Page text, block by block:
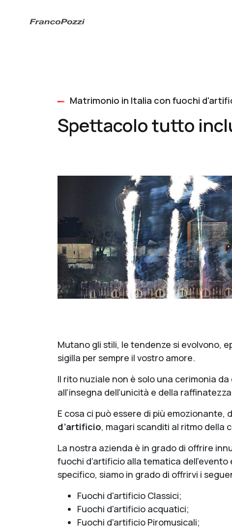
Matrimonio in Italia con fuochi
Spettacolo tutto
Mutano gli stili, le tendenze si evolvono,
sigilla per sempre il vostro amore.
Il rito nuziale non è solo una cerimonia
all’insegna dell’unicità e della
E cosa ci può essere di più
d’artificio, magari scanditi al ritmo della
La nostra azienda è in grado di offrire
fuochi d’artificio alla tematica
specifico, siamo in grado di offrirvi i
Fuochi d'artificio Classici;
Fuochi d'artificio acquatici;
Fuochi d'artificio Piromusicali;